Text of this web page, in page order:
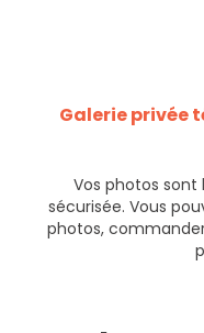
Galerie privée
Vos photos sont
sécurisée. Vous
photos,